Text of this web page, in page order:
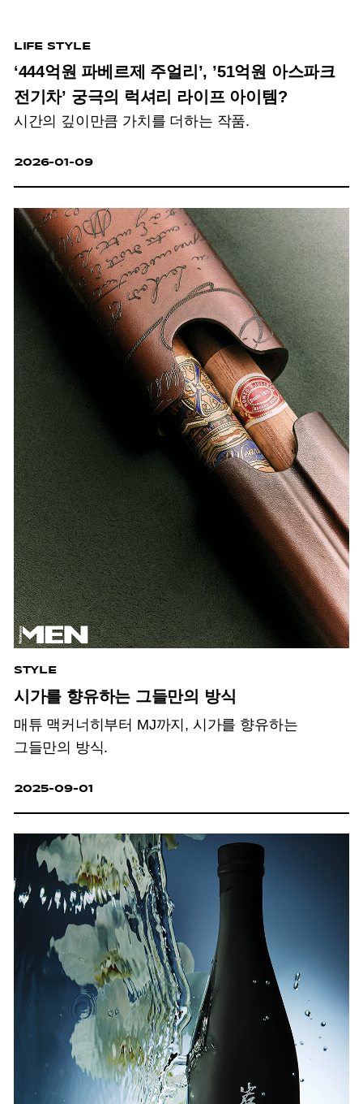
LIFE STYLE
‘444억원 파베르제 주얼리’, ’51억원 아스파크
전기차’ 궁극의 럭셔리 라이프 아이템?
시간의 깊이만큼 가치를 더하는 작품.
2026-01-09
STYLE
시가를 향유하는 그들만의 방식
매튜 맥커너히부터 MJ까지, 시가를 향유하는
그들만의 방식.
2025-09-01